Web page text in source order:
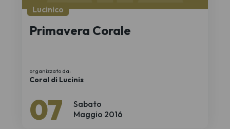
Sabato
07 Maggio 2016
Lucinico
Primavera Corale
organizzato da:
Coral di Lucinis